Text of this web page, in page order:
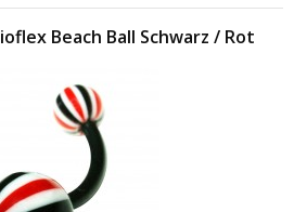
Beach Ball Schwarz / Rot